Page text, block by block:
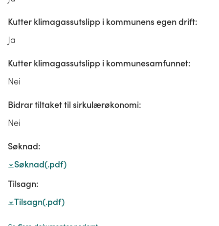
Kutter klimagassutslipp i kommunens egen drift:
Ja
Kutter klimagassutslipp i kommunesamfunnet:
Nei
Bidrar tiltaket til sirkulærøkonomi:
Nei
Søknad:
Søknad(.pdf)
Tilsagn:
Tilsagn(.pdf)